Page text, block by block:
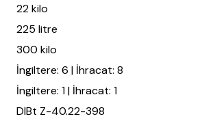
22 kilo
225 litre
300 kilo
İngiltere: 6 | İhracat: 8
İngiltere: 1 | İhracat: 1
DIBt Z-40.22-398